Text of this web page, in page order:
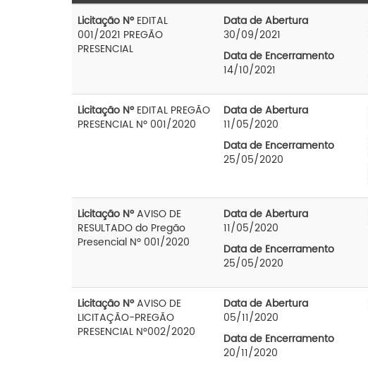
Licitação NºEDITAL
001/2021 PREGÃO
PRESENCIAL
Data de Abertura
30/09/2021
Data de Encerramento
14/10/2021
Licitação NºEDITAL PREGÃO
PRESENCIAL Nº 001/2020
Data de Abertura
11/05/2020
Data de Encerramento
25/05/2020
Licitação NºAVISO DE
RESULTADO do Pregão
Presencial Nº 001/2020
Data de Abertura
11/05/2020
Data de Encerramento
25/05/2020
Licitação NºAVISO DE
LICITAÇÃO-PREGÃO
PRESENCIAL N°002/2020
Data de Abertura
05/11/2020
Data de Encerramento
20/11/2020